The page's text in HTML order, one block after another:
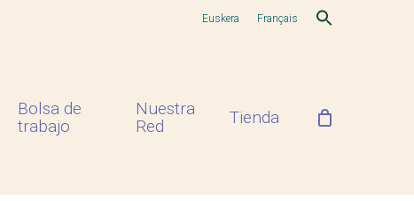
Euskera Français
Bolsa de
trabajo
Nuestra
Red
Tienda